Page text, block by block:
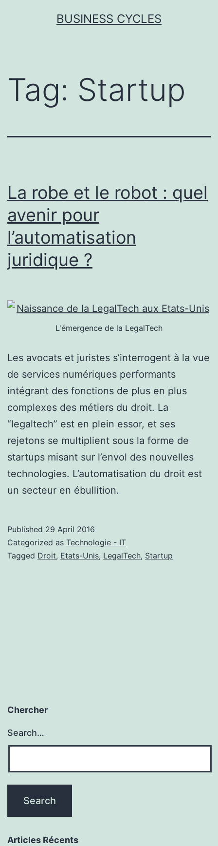
BUSINESS CYCLES
Tag: Startup
La robe et le robot : quel
avenir pour
l’automatisation
juridique ?
L'émergence de la LegalTech
Les avocats et juristes s’interrogent à la vue
de services numériques performants
intégrant des fonctions de plus en plus
complexes des métiers du droit. La
“legaltech” est en plein essor, et ses
rejetons se multiplient sous la forme de
startups misant sur l’envol des nouvelles
technologies. L’automatisation du droit est
un secteur en ébullition.
Published 29 April 2016
Categorized as Technologie - IT
Tagged Droit, Etats-Unis, LegalTech, Startup
Chercher
Search…
Articles Récents